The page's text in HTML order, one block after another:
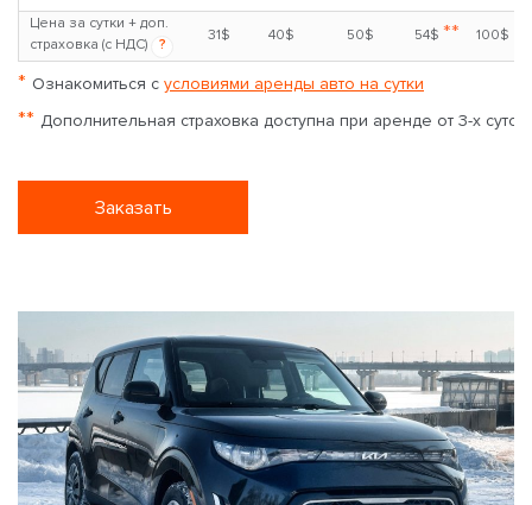
Цена за сутки + доп.
страховка (с НДС)
?
31$ 40$ 50$ 54$ ** 100$
* Ознакомиться с условиями аренды авто на сутки
** Дополнительная страховка доступна при аренде от 3-х суток
Заказать